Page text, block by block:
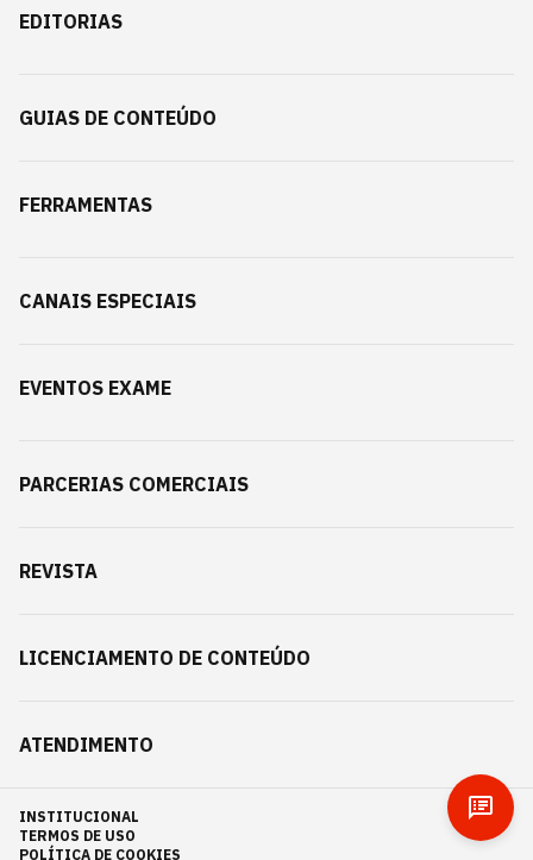
EDITORIAS
GUIAS DE CONTEÚDO
FERRAMENTAS
CANAIS ESPECIAIS
EVENTOS EXAME
PARCERIAS COMERCIAIS
REVISTA
LICENCIAMENTO DE CONTEÚDO
ATENDIMENTO
INSTITUCIONAL
TERMOS DE USO
POLÍTICA DE COOKIES